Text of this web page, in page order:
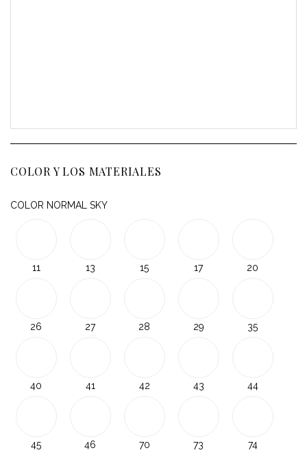
COLOR Y LOS MATERIALES
COLOR NORMAL SKY
11 13 15 17 20
26 27 28 29 35
40 41 42 43 44
45 46 70 73 74